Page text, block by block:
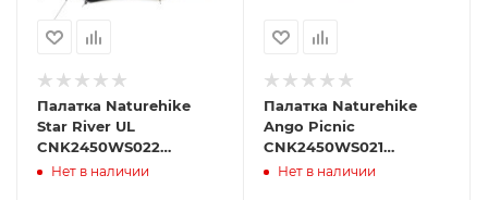
Палатка Naturehike
Star River UL
CNK2450WS022
двухместная бежевая
Нет в наличии
Палатка Naturehike
Ango Picnic
CNK2450WS021
трёхместная c навесом
Нет в наличии